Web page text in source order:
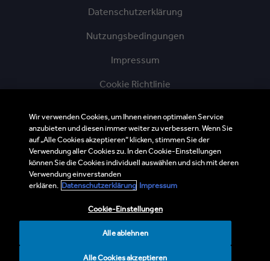
Datenschutzerklärung
Nutzungsbedingungen
Impressum
Cookie Richtlinie
Ethik-Hotline
Lieferkette
BMI Newsletter
Sitemap
Wir verwenden Cookies, um Ihnen einen optimalen Service
anzubieten und diesen immer weiter zu verbessern. Wenn Sie
auf „Alle Cookies akzeptieren“ klicken, stimmen Sie der
Verwendung aller Cookies zu. In den Cookie-Einstellungen
können Sie die Cookies individuell auswählen und sich mit deren
Verwendung einverstanden
erklären. Datenschutzerklärung Impressum
Cookie-Einstellungen
Alle ablehnen
Alle Cookies akzeptieren